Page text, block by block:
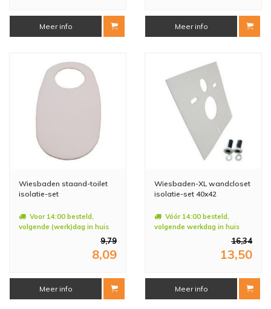
Meer info Meer info
Wiesbaden staand-toilet
isolatie-set
Voor 14:00 besteld,
volgende (werk)dag in huis
9,79
8,09
Meer info
Wiesbaden-XL wandcloset
isolatie-set 40x42
Vóór 14:00 besteld,
volgende werkdag in huis
16,34
13,50
Meer info